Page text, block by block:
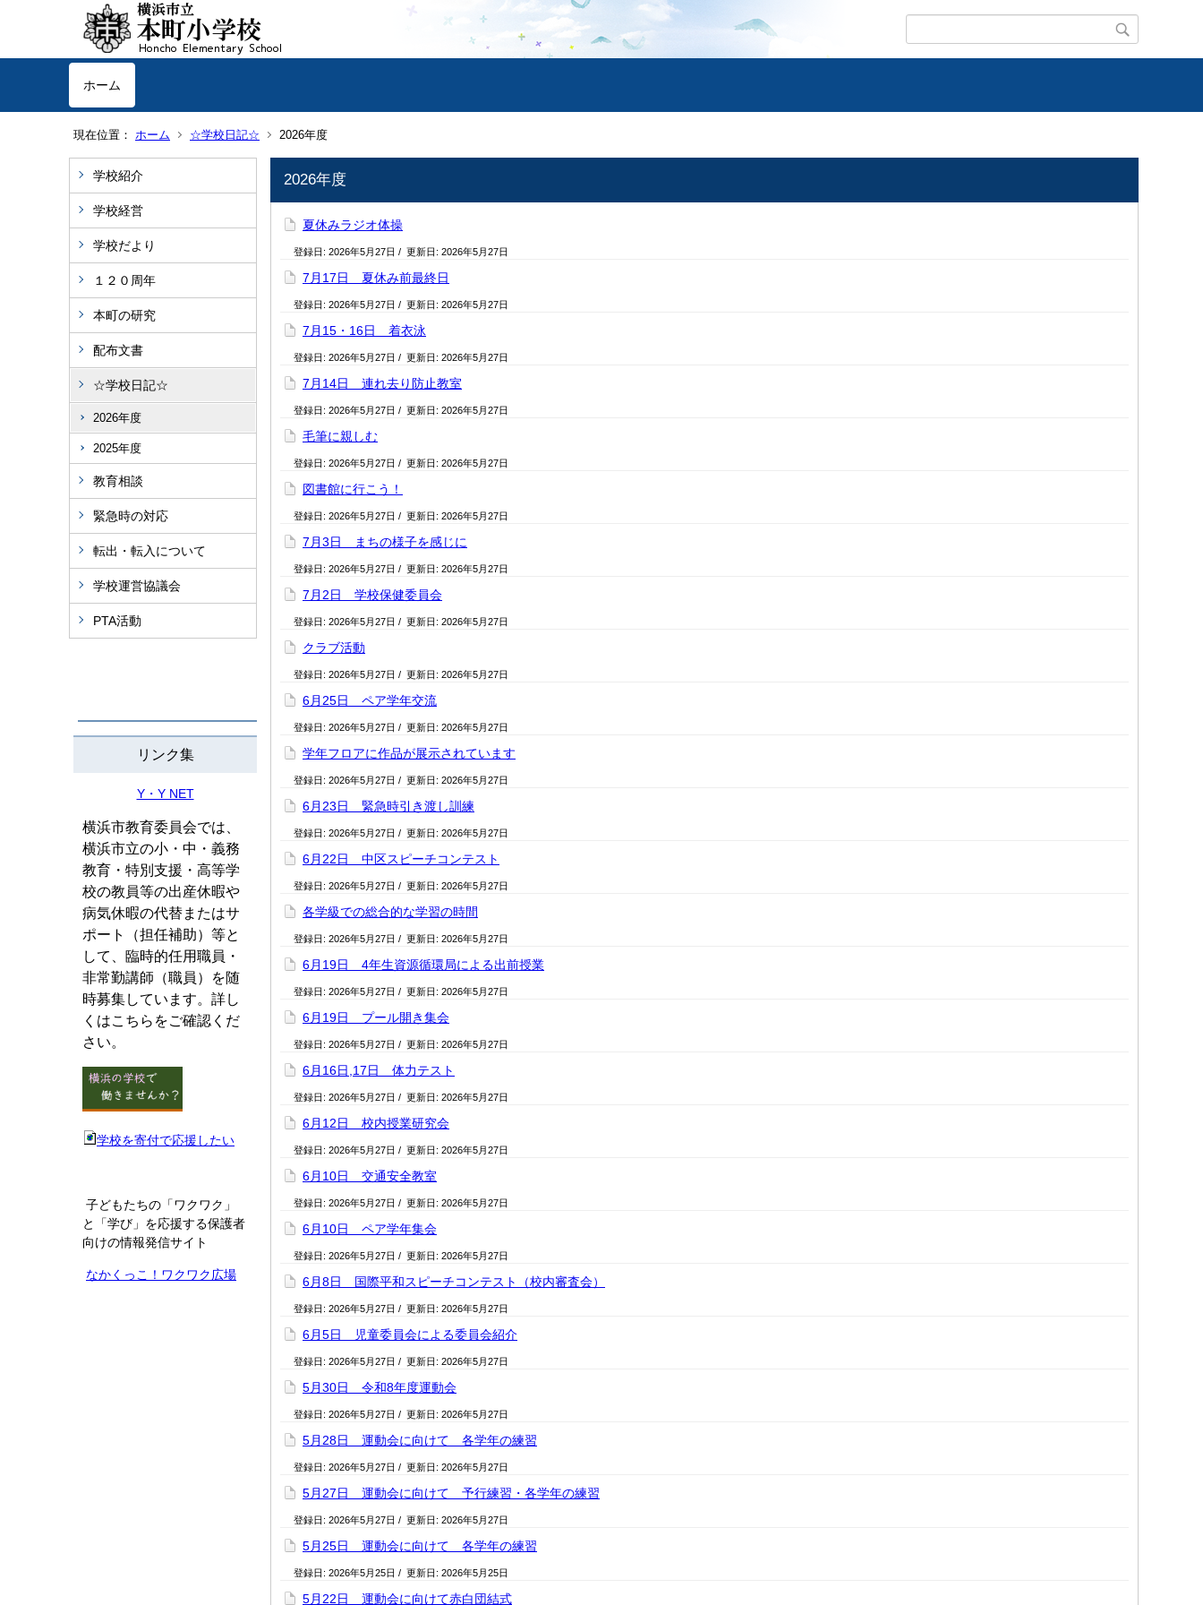
ホーム
現在位置： ホーム ☆学校日記☆ 2026年度
学校紹介
学校経営
学校だより
１２０周年
本町の研究
配布文書
☆学校日記☆
2026年度
2025年度
教育相談
緊急時の対応
転出・転入について
学校運営協議会
PTA活動
リンク集
Y・Y NET
横浜市教育委員会では、
横浜市立の小・中・義務
教育・特別支援・高等学
校の教員等の出産休暇や
病気休暇の代替またはサ
ポート（担任補助）等と
して、臨時的任用職員・
非常勤講師（職員）を随
時募集しています。詳し
くはこちらをご確認くだ
さい。
学校を寄付で応援したい
子どもたちの「ワクワク」
と「学び」を応援する保護者
向けの情報発信サイト
なかくっこ！ワクワク広場
2026年度
夏休みラジオ体操
登録日: 2026年5月27日 / 更新日: 2026年5月27日
7月17日 夏休み前最終日
登録日: 2026年5月27日 / 更新日: 2026年5月27日
7月15・16日 着衣泳
登録日: 2026年5月27日 / 更新日: 2026年5月27日
7月14日 連れ去り防止教室
登録日: 2026年5月27日 / 更新日: 2026年5月27日
毛筆に親しむ
登録日: 2026年5月27日 / 更新日: 2026年5月27日
図書館に行こう！
登録日: 2026年5月27日 / 更新日: 2026年5月27日
7月3日 まちの様子を感じに
登録日: 2026年5月27日 / 更新日: 2026年5月27日
7月2日 学校保健委員会
登録日: 2026年5月27日 / 更新日: 2026年5月27日
クラブ活動
登録日: 2026年5月27日 / 更新日: 2026年5月27日
6月25日 ペア学年交流
登録日: 2026年5月27日 / 更新日: 2026年5月27日
学年フロアに作品が展示されています
登録日: 2026年5月27日 / 更新日: 2026年5月27日
6月23日 緊急時引き渡し訓練
登録日: 2026年5月27日 / 更新日: 2026年5月27日
6月22日 中区スピーチコンテスト
登録日: 2026年5月27日 / 更新日: 2026年5月27日
各学級での総合的な学習の時間
登録日: 2026年5月27日 / 更新日: 2026年5月27日
6月19日 4年生資源循環局による出前授業
登録日: 2026年5月27日 / 更新日: 2026年5月27日
6月19日 プール開き集会
登録日: 2026年5月27日 / 更新日: 2026年5月27日
6月16日,17日 体力テスト
登録日: 2026年5月27日 / 更新日: 2026年5月27日
6月12日 校内授業研究会
登録日: 2026年5月27日 / 更新日: 2026年5月27日
6月10日 交通安全教室
登録日: 2026年5月27日 / 更新日: 2026年5月27日
6月10日 ペア学年集会
登録日: 2026年5月27日 / 更新日: 2026年5月27日
6月8日 国際平和スピーチコンテスト（校内審査会）
登録日: 2026年5月27日 / 更新日: 2026年5月27日
6月5日 児童委員会による委員会紹介
登録日: 2026年5月27日 / 更新日: 2026年5月27日
5月30日 令和8年度運動会
登録日: 2026年5月27日 / 更新日: 2026年5月27日
5月28日 運動会に向けて 各学年の練習
登録日: 2026年5月27日 / 更新日: 2026年5月27日
5月27日 運動会に向けて 予行練習・各学年の練習
登録日: 2026年5月27日 / 更新日: 2026年5月27日
5月25日 運動会に向けて 各学年の練習
登録日: 2026年5月25日 / 更新日: 2026年5月25日
5月22日 運動会に向けて赤白団結式